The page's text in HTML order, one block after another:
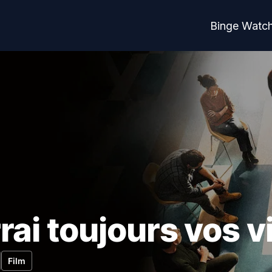
Binge
toujours vos
Film